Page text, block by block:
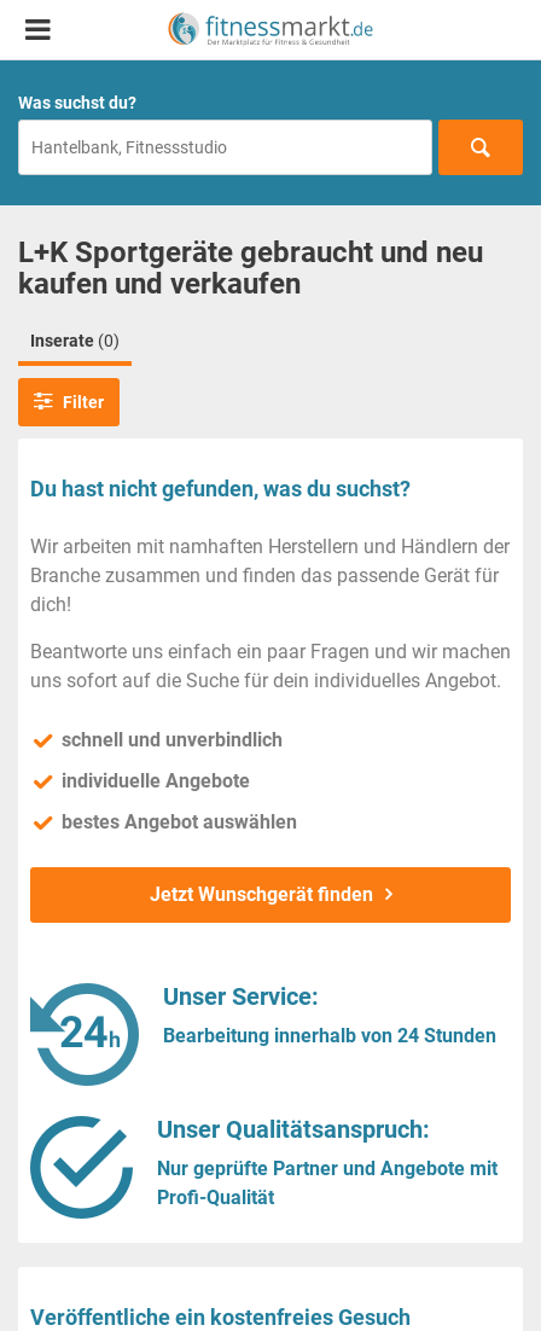
Was suchst du?
L+K Sportgeräte gebraucht und neu
kaufen und verkaufen
Inserate (0)
Filter
Du hast nicht gefunden, was du suchst?
Wir arbeiten mit namhaften Herstellern und Händlern der
Branche zusammen und finden das passende Gerät für
dich!
Beantworte uns einfach ein paar Fragen und wir machen
uns sofort auf die Suche für dein individuelles Angebot.
schnell und unverbindlich
individuelle Angebote
bestes Angebot auswählen
Jetzt Wunschgerät finden
Unser Service:
Bearbeitung innerhalb von 24 Stunden
Unser Qualitätsanspruch:
Nur geprüfte Partner und Angebote mit
Profi-Qualität
Veröffentliche ein kostenfreies Gesuch